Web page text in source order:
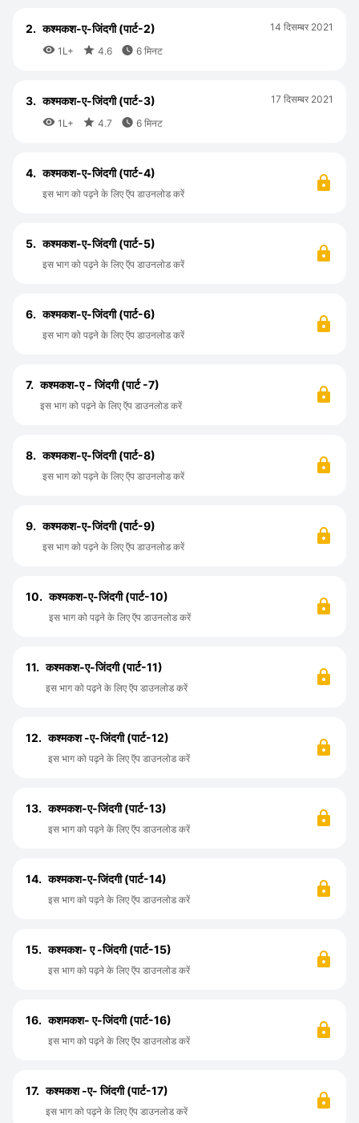
2. कश्मकश-ए-जिंदगी (पार्ट-2)
 1L+  4.6  6 मिनट
14 दिसम्बर 2021
3. कश्मकश-ए-जिंदगी (पार्ट-3)
 1L+  4.7  6 मिनट
17 दिसम्बर 2021
4. कश्मकश-ए-जिंदगी (पार्ट-4)
इस भाग को पढ़ने के लिए ऍप डाउनलोड करें
5. कश्मकश-ए-जिंदगी (पार्ट-5)
इस भाग को पढ़ने के लिए ऍप डाउनलोड करें
6. कश्मकश-ए-जिंदगी (पार्ट-6)
इस भाग को पढ़ने के लिए ऍप डाउनलोड करें
7. कश्मकश-ए - जिंदगी (पार्ट -7)
इस भाग को पढ़ने के लिए ऍप डाउनलोड करें
8. कश्मकश-ए-जिंदगी (पार्ट-8)
इस भाग को पढ़ने के लिए ऍप डाउनलोड करें
9. कश्मकश-ए-जिंदगी (पार्ट-9)
इस भाग को पढ़ने के लिए ऍप डाउनलोड करें
10. कश्मकश-ए-जिंदगी (पार्ट-10)
इस भाग को पढ़ने के लिए ऍप डाउनलोड करें
11. कश्मकश-ए-जिंदगी (पार्ट-11)
इस भाग को पढ़ने के लिए ऍप डाउनलोड करें
12. कश्मकश -ए-जिंदगी (पार्ट-12)
इस भाग को पढ़ने के लिए ऍप डाउनलोड करें
13. कश्मकश-ए-जिंदगी (पार्ट-13)
इस भाग को पढ़ने के लिए ऍप डाउनलोड करें
14. कश्मकश-ए-जिंदगी (पार्ट-14)
इस भाग को पढ़ने के लिए ऍप डाउनलोड करें
15. कश्मकश- ए -जिंदगी (पार्ट-15)
इस भाग को पढ़ने के लिए ऍप डाउनलोड करें
16. कशमकश- ए-जिंदगी (पार्ट-16)
इस भाग को पढ़ने के लिए ऍप डाउनलोड करें
17. कश्मकश -ए- जिंदगी (पार्ट-17)
इस भाग को पढ़ने के लिए ऍप डाउनलोड करें